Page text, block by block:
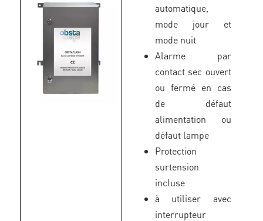
automatique,
mode jour et
mode nuit
Alarme par
contact sec ouvert
ou fermé en cas
de défaut
alimentation ou
défaut lampe
Protection
surtension
incluse
à utiliser avec
interrupteur